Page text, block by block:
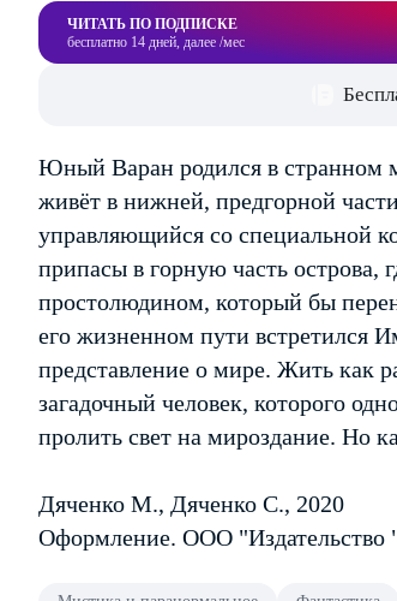
ЧИТАТЬ ПО ПОДПИСКЕ
бесплатно 14 дней, далее /мес
Юный Варан родился в странном
живёт в нижней, предгорной
управляющийся со специальной
припасы в горную часть острова,
простолюдином, который бы
его жизненном пути встретился
представление о мире. Жить как
загадочный человек, которого
пролить свет на мироздание. Но
Дяченко М., Дяченко С., 2020
Оформление. ООО "Издательство